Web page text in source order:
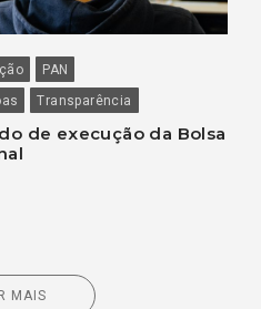
PAN
Transparência
de execução da Bolsa
MAIS